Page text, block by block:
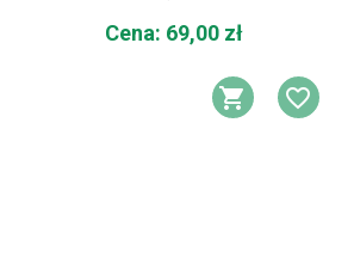
KOSZYKA
DO LISTY ŻYCZEŃ
Cena
Cena: 69,00 zł
DODAJ